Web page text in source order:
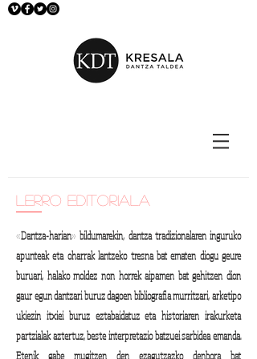
lerro editoriala
«Dantza-harian» bildumarekin, dantza tradizionalaren inguruko
apunteak eta oharrak lantzeko tresna bat ematen diogu geure
buruari, halako moldez non horrek aipamen bat gehitzen dion
gaur egun dantzari buruz dagoen bibliografia murritzari, arketipo
ukiezin itxiei buruz eztabaidatuz eta historiaren irakurketa
partzialak aztertuz, beste interpretazio batzuei sarbidea emanda.
Etenik gabe mugitzen den ezagutzazko denbora bat